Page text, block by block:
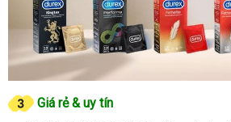
Giá rẻ & uy tín